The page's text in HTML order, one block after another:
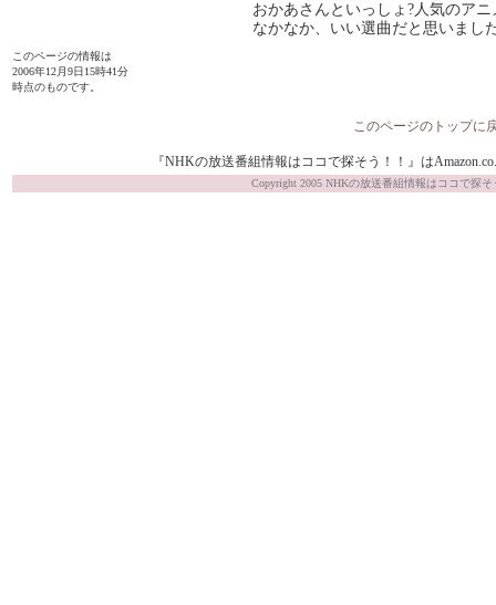
おかあさんといっしょ?人気のア
なかなか、いい選曲だと思いまし
このページの情報は
2006年12月9日15時41分
時点のものです。
このページのトップに
『NHKの放送番組情報はココで探そう！！』は
Copyright 2005 NHKの放送番組情報はココで探そ